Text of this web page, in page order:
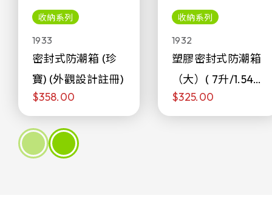
收納系列
1933
密封式防潮箱 (珍
寶) (外觀設計註冊)
$358.00
收納系列
1932
塑膠密封式防潮箱
（大）( 7升/1.54加
侖)
$325.00